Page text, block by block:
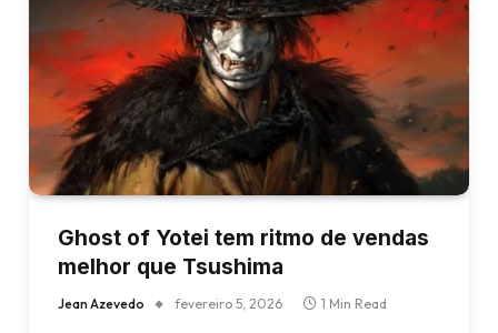
Ghost of Yotei tem ritmo de vendas
melhor que Tsushima
Jean Azevedo fevereiro 5, 2026 1 Min Read